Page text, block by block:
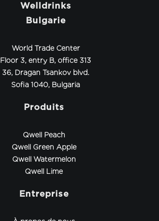
Welldrinks
Bulgarie
World Trade Center
Floor 3, entry B, office 313
36, Dragan Tsankov blvd.
Sofia 1040, Bulgaria
Produits
Qwell Peach
Qwell Green Apple
Qwell Watermelon
Qwell Lime
Entreprise